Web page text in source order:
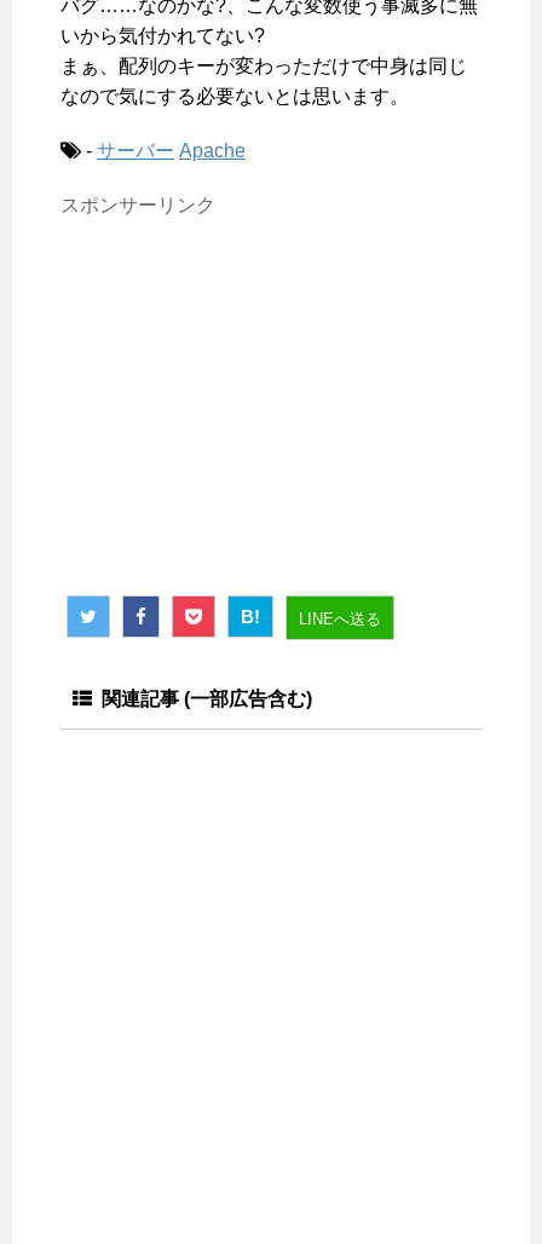
バグ……なのかな?、こんな変数使う事滅多に無
いから気付かれてない?
まぁ、配列のキーが変わっただけで中身は同じ
なので気にする必要ないとは思います。
- サーバー Apache
スポンサーリンク
B! LINEへ送る
関連記事 (一部広告含む)